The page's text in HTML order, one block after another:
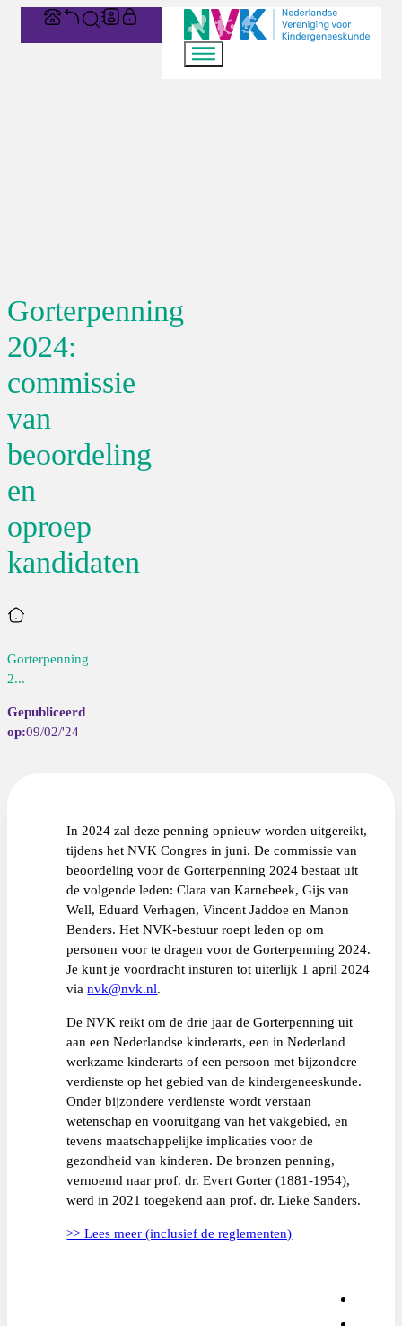
Gorterpenning
2024:
commissie
van
beoordeling
en
oproep
kandidaten
Home
Gorterpenning
2...
09/02/'24
In 2024 zal deze penning opnieuw worden uitgereikt,
tijdens het NVK Congres in juni. De commissie van
beoordeling voor de Gorterpenning 2024 bestaat uit
de volgende leden: Clara van Karnebeek, Gijs van
Well, Eduard Verhagen, Vincent Jaddoe en Manon
Benders. Het NVK-bestuur roept leden op om
personen voor te dragen voor de Gorterpenning 2024.
Je kunt je voordracht insturen tot uiterlijk 1 april 2024
vianvk@nvk.nl.
De NVK reikt om de drie jaar de Gorterpenning uit
aan een Nederlandse kinderarts, een in Nederland
werkzame kinderarts of een persoon met bijzondere
verdienste op het gebied van de kindergeneeskunde.
Onder bijzondere verdienste wordt verstaan
wetenschap en vooruitgang van het vakgebied, en
tevens maatschappelijke implicaties voor de
gezondheid van kinderen. De bronzen penning,
vernoemd naar prof. dr. Evert Gorter (1881-1954),
werd in 2021 toegekend aan prof. dr. Lieke Sanders.
>> Lees meer (inclusief de reglementen)